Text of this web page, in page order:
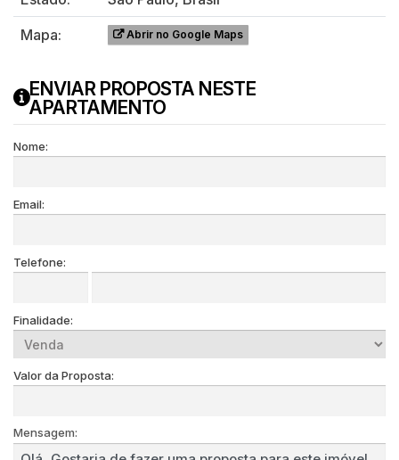
Mapa:
Abrir no Google Maps
ENVIAR PROPOSTA NESTE
APARTAMENTO
Nome:
Email:
Telefone:
Finalidade:
Valor da Proposta:
Mensagem: